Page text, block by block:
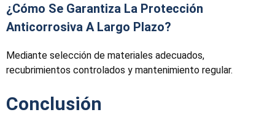
¿Cómo Se Garantiza La Protección
Anticorrosiva A Largo Plazo?
Mediante selección de materiales adecuados,
recubrimientos controlados y mantenimiento regular.
Conclusión